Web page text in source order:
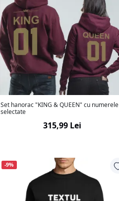
Set hanorac "KING & QUEEN" cu numerele
selectate
315,99 Lei
-9%